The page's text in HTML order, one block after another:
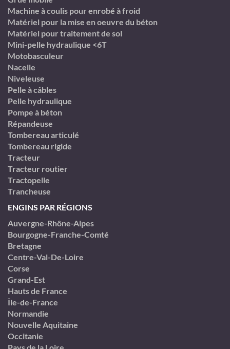
Machine à coulis pour enrobé à froid
Matériel pour la mise en oeuvre du béton
Matériel pour traitement de sol
Mini-pelle hydraulique <6T
Motobasculeur
Nacelle
Niveleuse
Pelle à câbles
Pelle hydraulique
Pompe à béton
Répandeuse
Tombereau articulé
Tombereau rigide
Tracteur
Tracteur routier
Tractopelle
Trancheuse
ENGINS PAR RÉGIONS
Auvergne-Rhône-Alpes
Bourgogne-Franche-Comté
Bretagne
Centre-Val-De-Loire
Corse
Grand-Est
Hauts de France
Île-de-France
Normandie
Nouvelle Aquitaine
Occitanie